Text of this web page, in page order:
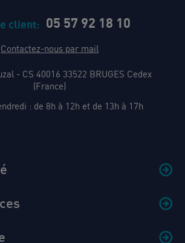
client: 05 57 92 18 10
Contactez-nous par mail
- CS 40016 33522 BRUGES Cedex
(France)
: de 8h à 12h et de 13h à 17h